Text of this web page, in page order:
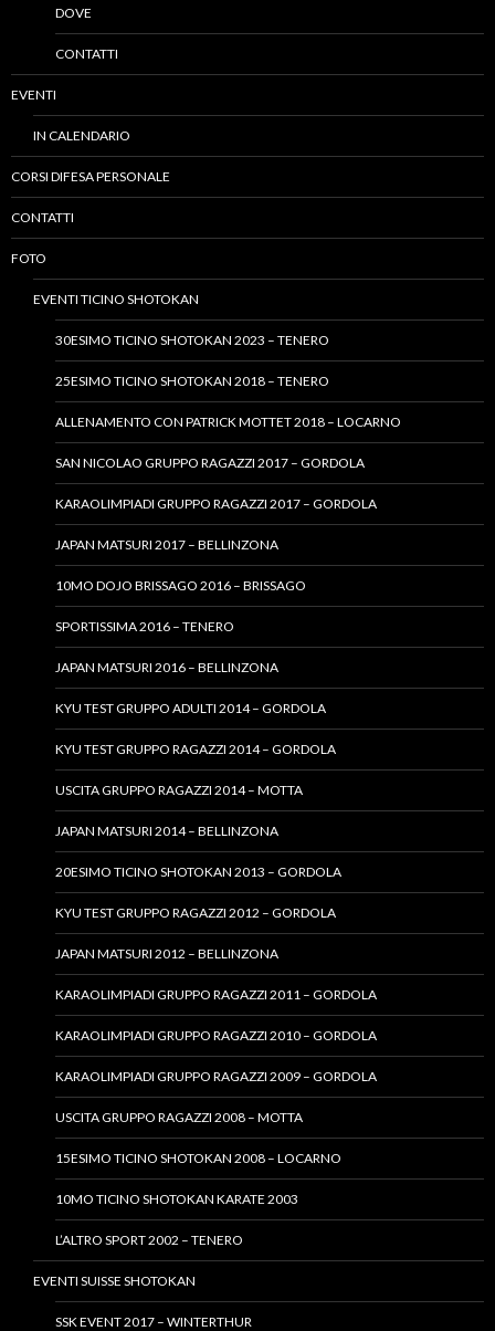
DOVE
CONTATTI
EVENTI
IN CALENDARIO
CORSI DIFESA PERSONALE
CONTATTI
FOTO
EVENTI TICINO SHOTOKAN
30ESIMO TICINO SHOTOKAN 2023 – TENERO
25ESIMO TICINO SHOTOKAN 2018 – TENERO
ALLENAMENTO CON PATRICK MOTTET 2018 – LOCARNO
SAN NICOLAO GRUPPO RAGAZZI 2017 – GORDOLA
KARAOLIMPIADI GRUPPO RAGAZZI 2017 – GORDOLA
JAPAN MATSURI 2017 – BELLINZONA
10MO DOJO BRISSAGO 2016 – BRISSAGO
SPORTISSIMA 2016 – TENERO
JAPAN MATSURI 2016 – BELLINZONA
KYU TEST GRUPPO ADULTI 2014 – GORDOLA
KYU TEST GRUPPO RAGAZZI 2014 – GORDOLA
USCITA GRUPPO RAGAZZI 2014 – MOTTA
JAPAN MATSURI 2014 – BELLINZONA
20ESIMO TICINO SHOTOKAN 2013 – GORDOLA
KYU TEST GRUPPO RAGAZZI 2012 – GORDOLA
JAPAN MATSURI 2012 – BELLINZONA
KARAOLIMPIADI GRUPPO RAGAZZI 2011 – GORDOLA
KARAOLIMPIADI GRUPPO RAGAZZI 2010 – GORDOLA
KARAOLIMPIADI GRUPPO RAGAZZI 2009 – GORDOLA
USCITA GRUPPO RAGAZZI 2008 – MOTTA
15ESIMO TICINO SHOTOKAN 2008 – LOCARNO
10MO TICINO SHOTOKAN KARATE 2003
L’ALTRO SPORT 2002 – TENERO
EVENTI SUISSE SHOTOKAN
SSK EVENT 2017 – WINTERTHUR